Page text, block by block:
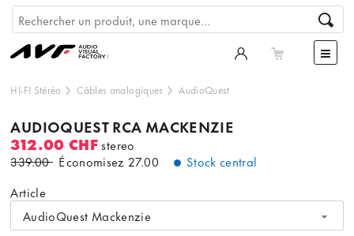
HI-FI Stéréo Câbles analogiques AudioQuest
AUDIOQUEST RCA MACKENZIE
312.00 CHFstereo
339.00 Économisez27.00
Stock central
Article
AudioQuest Mackenzie